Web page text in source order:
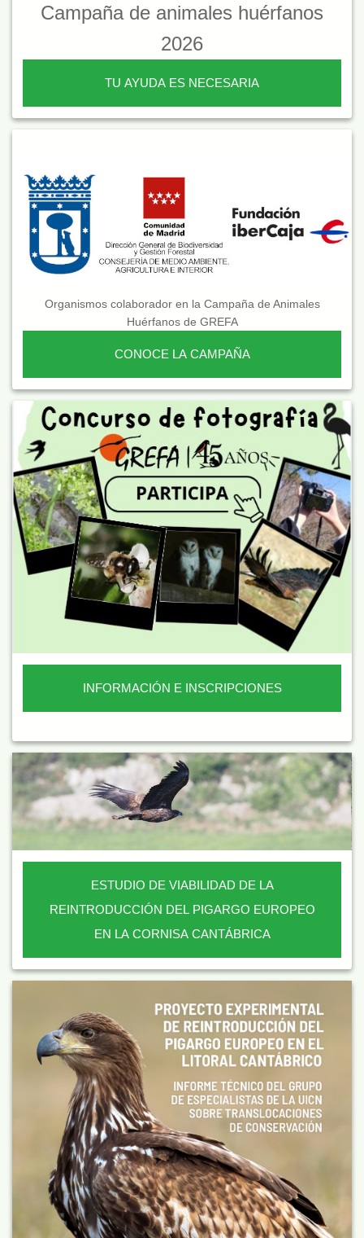
Campaña de animales huérfanos
2026
TU AYUDA ES NECESARIA
Organismos colaborador en la Campaña de Animales
Huérfanos de GREFA
CONOCE LA CAMPAÑA
INFORMACIÓN E INSCRIPCIONES
ESTUDIO DE VIABILIDAD DE LA
REINTRODUCCIÓN DEL PIGARGO EUROPEO
EN LA CORNISA CANTÁBRICA